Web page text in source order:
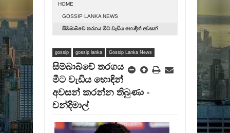
HOME
GOSSIP LANKA NEWS
සිම්බාබ්වේ තරගය මීට වැඩිය හොඳින් අවසන්
gossip gossip lanka Gossip Lanka News
සිම්බාබ්වේ තරගය
මීට වැඩිය හොඳින්
අවසන් කරන්න තිබුණා -
චන්දිමාල්